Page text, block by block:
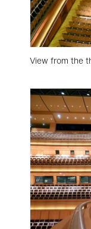
View from the